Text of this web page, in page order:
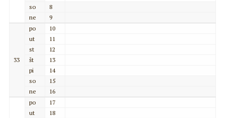
so
8
ne
9
33
po
10
ut
11
st
12
št
13
pi
14
so
15
ne
16
po
17
ut
18